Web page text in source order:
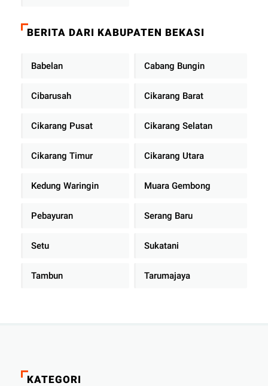
BERITA DARI KABUPATEN BEKASI
Babelan Cabang Bungin
Cibarusah Cikarang Barat
Cikarang Pusat Cikarang Selatan
Cikarang Timur Cikarang Utara
Kedung Waringin Muara Gembong
Pebayuran Serang Baru
Setu Sukatani
Tambun Tarumajaya
KATEGORI